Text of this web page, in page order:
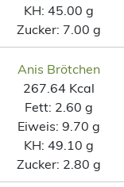
KH: 45.00 g
Zucker: 7.00 g
Anis Brötchen
267.64 Kcal
Fett: 2.60 g
Eiweis: 9.70 g
KH: 49.10 g
Zucker: 2.80 g